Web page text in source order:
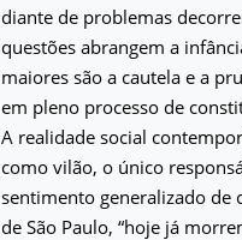
diante de problemas
questões abrangem a
maiores são a cautela e a
em pleno processo de
A realidade social
como vilão, o único
sentimento generalizado de
de São Paulo, “hoje já